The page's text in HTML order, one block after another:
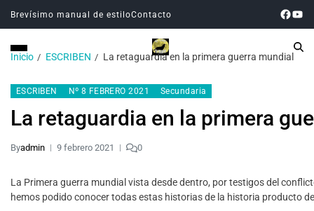
Brevísimo manual de estiloContacto
Inicio ESCRIBEN La retaguardia en la primera guerra mundial
ESCRIBEN Nº 8 FEBRERO 2021 Secundaria
La retaguardia en la primera
Byadmin 9 febrero 2021 0
La Primera guerra mundial vista desde dentro, por testigos del
hemos podido conocer todas estas historias de la historia producto